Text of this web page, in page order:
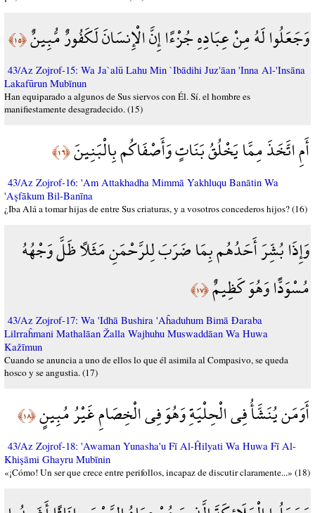
وَجَعَلُوا لَهُ مِنْ عِبَادِهِ جُزْءًا إِنَّ الْإِنسَانَ لَكَفُورٌ مُّبِينٌ﴿١٥﴾
43/Az Zojrof-15: Wa Ja`alū Lahu Min `Ibādihi Juz'āan 'Inna Al-'Insāna
Lakafūrun Mubīnun
Han equiparado a algunos de Sus siervos con Él. Sí. el hombre es
manifiestamente desagradecido. (15)
أَمِ اتَّخَذَ مِمَّا يَخْلُقُ بَنَاتٍ وَأَصْفَاكُم بِالْبَنِينَ﴿١٦﴾
43/Az Zojrof-16: 'Am Attakhadha Mimmā Yakhluqu Banātin Wa
'Aşfākum Bil-Banīna
¿Iba Alá a tomar hijas de entre Sus criaturas, y a vosotros concederos hijos? (16)
وَإِذَا بُشِّرَ أَحَدُهُم بِمَا ضَرَبَ لِلرَّحْمَنِ مَثَلًا ظَلَّ وَجْهُهُ
مُسْوَدًّا وَهُوَ كَظِيمٌ﴿١٧﴾
43/Az Zojrof-17: Wa 'Idhā Bushira 'Aĥaduhum Bimā Đaraba
Lilrraĥmani Mathalāan Žalla Wajhuhu Muswaddāan Wa Huwa
Kažīmun
Cuando se anuncia a uno de ellos lo que él asimila al Compasivo, se queda
hosco y se angustia. (17)
أَوَمَن يُنَشَّأُ فِي الْحِلْيَةِ وَهُوَ فِي الْخِصَامِ غَيْرُ مُبِينٍ﴿١٨﴾
43/Az Zojrof-18: 'Awaman Yunasha'u Fī Al-Ĥilyati Wa Huwa Fī Al-
Khişāmi Ghayru Mubīnin
«¡Cómo! Un ser que crece entre perifollos, incapaz de discutir claramente...» (18)